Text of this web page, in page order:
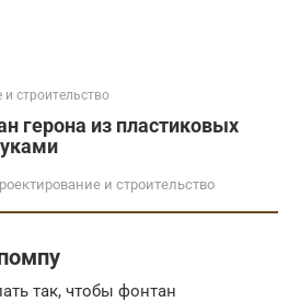
строительство
герона из пластиковых
и строительство
так, чтобы фонтан